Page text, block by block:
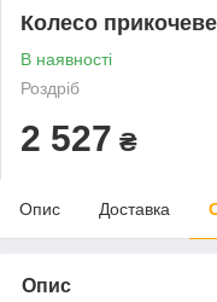
Колесо
В наявності
Роздріб
2 527 ₴
Опис Доставка
Опис